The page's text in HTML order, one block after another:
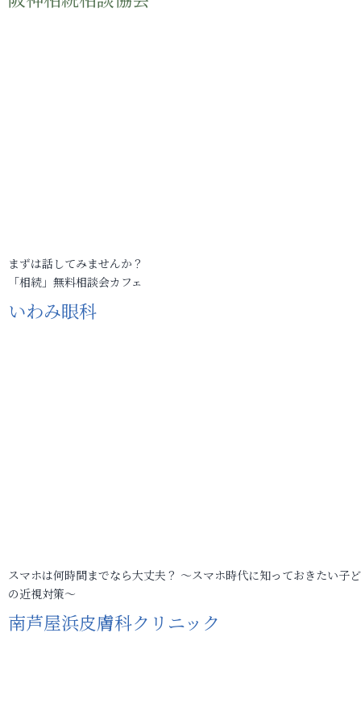
まずは話してみませんか？
「相続」無料相談会カフェ
いわみ眼科
スマホは何時間までなら大丈夫？ ～スマホ時代に知っておきたい子
の近視対策～
南芦屋浜皮膚科クリニック